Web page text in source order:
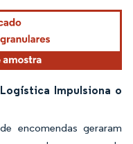
Impulsiona o
encomendas geraram